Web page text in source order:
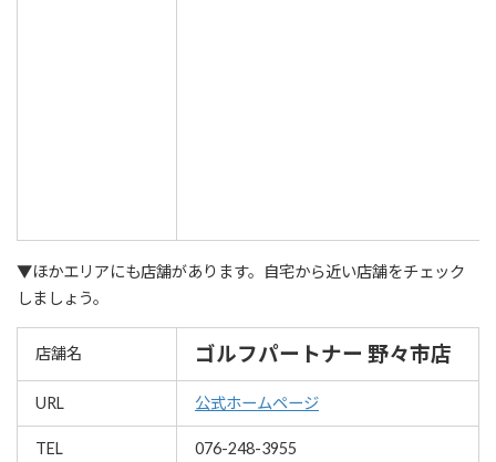
▼ほかエリアにも店舗があります。自宅から近い店舗をチェック
しましょう。
店舗名 ゴルフパートナー 野々市店
URL 公式ホームページ
TEL 076-248-3955